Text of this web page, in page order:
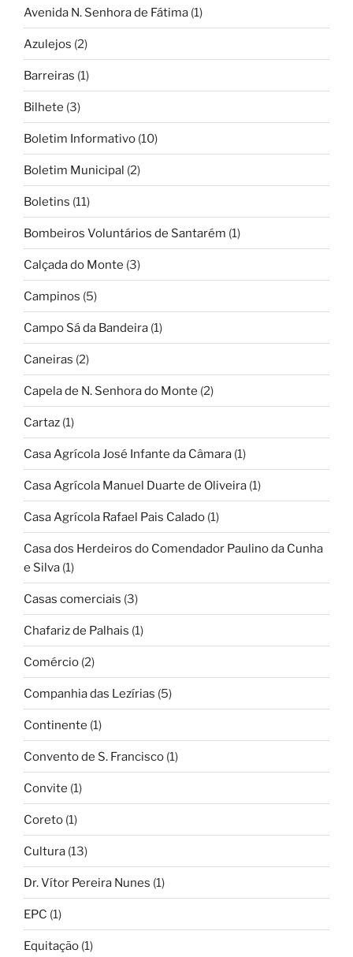
Avenida N. Senhora de Fátima (1)
Azulejos (2)
Barreiras (1)
Bilhete (3)
Boletim Informativo (10)
Boletim Municipal (2)
Boletins (11)
Bombeiros Voluntários de Santarém (1)
Calçada do Monte (3)
Campinos (5)
Campo Sá da Bandeira (1)
Caneiras (2)
Capela de N. Senhora do Monte (2)
Cartaz (1)
Casa Agrícola José Infante da Câmara (1)
Casa Agrícola Manuel Duarte de Oliveira (1)
Casa Agrícola Rafael Pais Calado (1)
Casa dos Herdeiros do Comendador Paulino da Cunha
e Silva (1)
Casas comerciais (3)
Chafariz de Palhais (1)
Comércio (2)
Companhia das Lezírias (5)
Continente (1)
Convento de S. Francisco (1)
Convite (1)
Coreto (1)
Cultura (13)
Dr. Vítor Pereira Nunes (1)
EPC (1)
Equitação (1)